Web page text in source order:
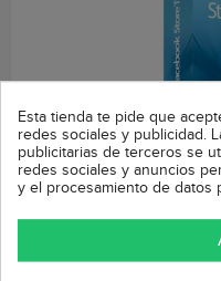
Sincroniza tu catálogo
Módulo Prestashop
Esta tienda te pide que
redes sociales y publicidad.
publicitarias de terceros se
redes sociales y anuncios
y el procesamiento de datos